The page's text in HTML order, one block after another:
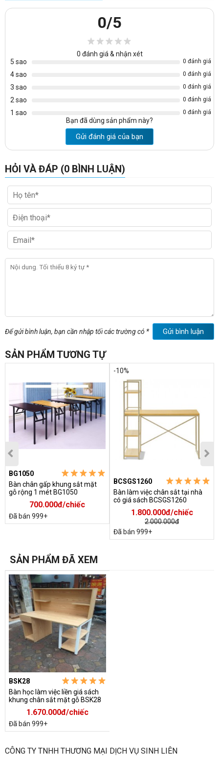
-Mặt bàn học sinh, bàn làm việc thiết kế bằng gỗ công nghiệp
melamine kiểu hình chữ nhậtdài 120cm và sâu 60cm
-Trên mặt bàn là giá sách liền bàn làm bằng gỗ công nghiệp,
giá sách chia làm 2 tầng để sách vở hoặc tài liệu
0/5
0 đánh giá & nhận xét
5 sao
0 đánh giá
4 sao 0 đánh giá
3 sao 0 đánh giá
2 sao 0 đánh giá
1 sao 0 đánh giá
Bạn đã dùng sản phẩm này?
Gửi đánh giá của bạn
HỎI VÀ ĐÁP (0 BÌNH LUẬN)
Để gửi bình luận, bạn cần nhập tối các trường có * Gửi bình luận
SẢN PHẨM TƯƠNG TỰ
BG1050
Bàn chân gấp khung sắt mặt
gỗ rộng 1 mét BG1050
700.000đ/chiếc
Đã bán 999+
-10%
BCSGS1260
Bàn làm việc chân sắt tại nhà
có giá sách BCSGS1260
1.800.000đ/chiếc
2.000.000đ
Đã bán 999+
SẢN PHẨM ĐÃ XEM
BSK28
Bàn học làm việc liền giá sách
khung chân sắt mặt gỗ BSK28
1.670.000đ/chiếc
Đã bán 999+
CÔNG TY TNHH THƯƠNG MẠI DỊCH VỤ SINH LIÊN